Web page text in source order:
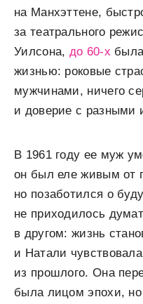
на Манхэттене,
за театрального
Уилсона, до 60-х
жизнью: роковые
мужчинами, ничего
и доверие с
В 1961 году ее муж
он был еле живым от
но позаботился о
не приходилось
в другом: жизнь
и Натали
из прошлого. Она
была лицом эпохи,